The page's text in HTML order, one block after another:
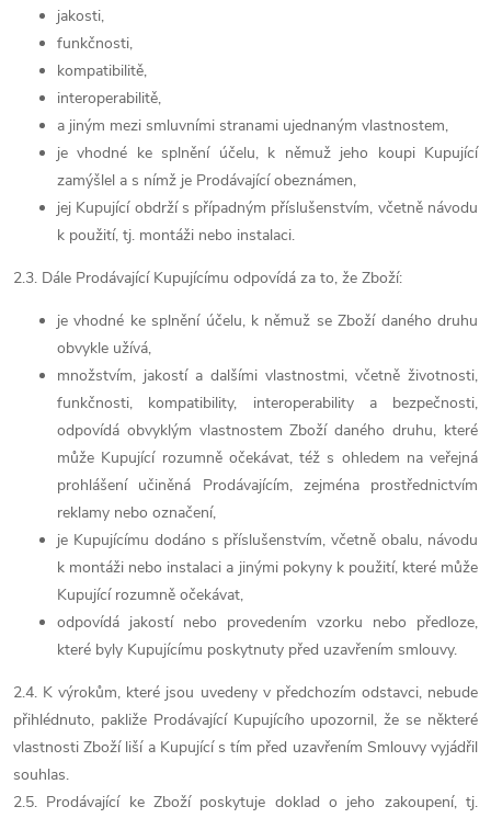
jakosti,
funkčnosti,
kompatibilitě,
interoperabilitě,
a jiným mezi smluvními stranami ujednaným vlastnostem,
je vhodné ke splnění účelu, k němuž jeho koupi Kupující
zamýšlel a s nímž je Prodávající obeznámen,
jej Kupující obdrží s případným příslušenstvím, včetně návodu
k použití, tj. montáži nebo instalaci.
2.3. Dále Prodávající Kupujícímu odpovídá za to, že Zboží:
je vhodné ke splnění účelu, k němuž se Zboží daného druhu
obvykle užívá,
množstvím, jakostí a dalšími vlastnostmi, včetně životnosti,
funkčnosti, kompatibility, interoperability a bezpečnosti,
odpovídá obvyklým vlastnostem Zboží daného druhu, které
může Kupující rozumně očekávat, též s ohledem na veřejná
prohlášení učiněná Prodávajícím, zejména prostřednictvím
reklamy nebo označení,
je Kupujícímu dodáno s příslušenstvím, včetně obalu, návodu
k montáži nebo instalaci a jinými pokyny k použití, které může
Kupující rozumně očekávat,
odpovídá jakostí nebo provedením vzorku nebo předloze,
které byly Kupujícímu poskytnuty před uzavřením smlouvy.
2.4. K výrokům, které jsou uvedeny v předchozím odstavci, nebude
přihlédnuto, pakliže Prodávající Kupujícího upozornil, že se některé
vlastnosti Zboží liší a Kupující s tím před uzavřením Smlouvy vyjádřil
souhlas.
2.5. Prodávající ke Zboží poskytuje doklad o jeho zakoupení, tj.